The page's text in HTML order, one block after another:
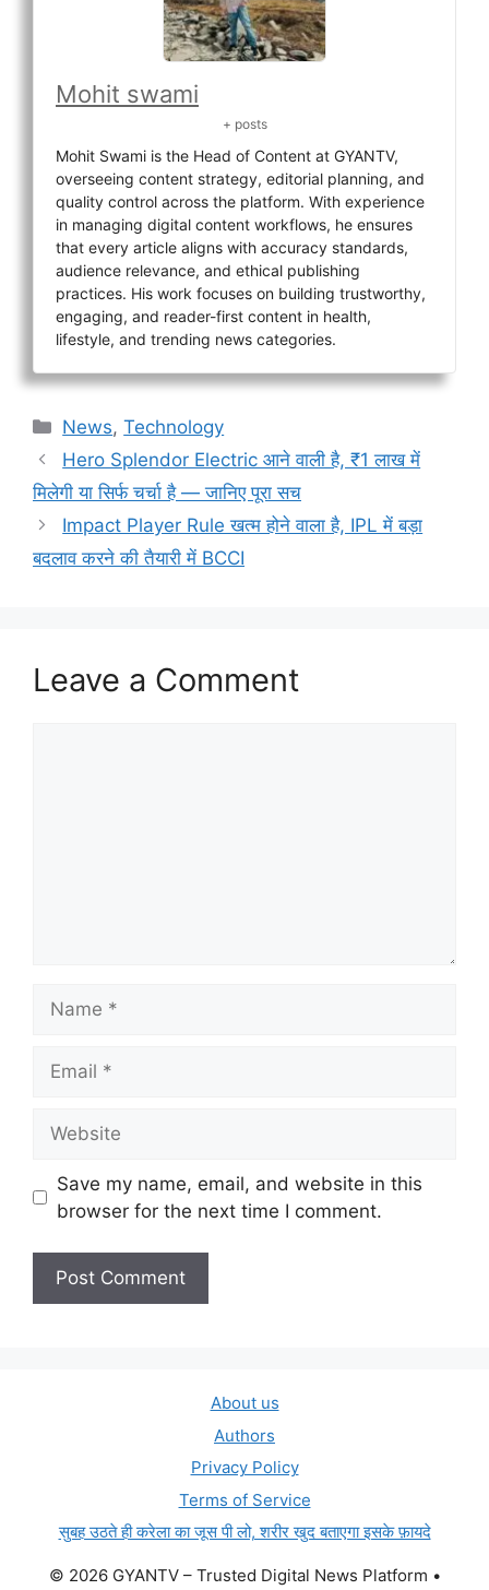
Mohit swami
+ posts
Mohit Swami is the Head of Content at GYANTV,
overseeing content strategy, editorial planning, and
quality control across the platform. With experience
in managing digital content workflows, he ensures
that every article aligns with accuracy standards,
audience relevance, and ethical publishing
practices. His work focuses on building trustworthy,
engaging, and reader-first content in health,
lifestyle, and trending news categories.
Categories
News,Technology
Hero Splendor Electric आने वाली है, ₹1 लाख में
मिलेगी या सिर्फ चर्चा है — जानिए पूरा सच
Impact Player Rule खत्म होने वाला है, IPL में बड़ा
बदलाव करने की तैयारी में BCCI
Leave a Comment
Save my name, email, and website in this
browser for the next time I comment.
About us
Authors
Privacy Policy
Terms of Service
सुबह उठते ही करेला का जूस पी लो, शरीर खुद बताएगा इसके फ़ायदे
© 2026 GYANTV – Trusted Digital News Platform •